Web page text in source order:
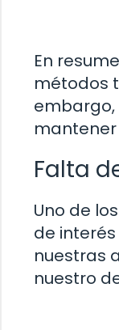
En
métodos
Falta
Uno de
de
nuestras
nuestro